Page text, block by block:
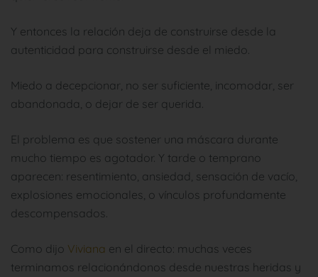
Y entonces la relación deja de construirse desde la
autenticidad para construirse desde el miedo.
Miedo a decepcionar, no ser suficiente, incomodar, ser
abandonada, o dejar de ser querida.
El problema es que sostener una máscara durante
mucho tiempo es agotador. Y tarde o temprano
aparecen: resentimiento, ansiedad, sensación de vacío,
explosiones emocionales, o vínculos profundamente
descompensados.
Como dijo Viviana en el directo: muchas veces
terminamos relacionándonos desde nuestras heridas y